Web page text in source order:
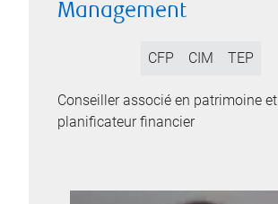
Management
CFP CIM TEP
Conseiller associé en patrimoine et
planificateur financier